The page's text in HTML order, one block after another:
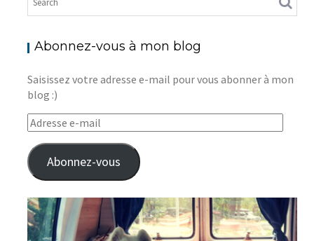
Abonnez-vous à mon blog
Saisissez votre adresse e-mail pour vous abonner à mon
blog :)
Adresse
e-
mail
Abonnez-vous